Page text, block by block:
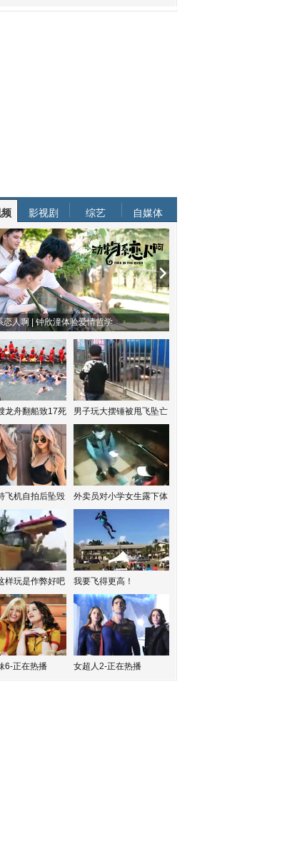
影视剧 综艺 自媒体
恋人啊 | 钟欣潼体验爱情哲学
龙舟翻船致17死 男子玩大摆锤被甩飞坠亡
飞机自拍后坠毁 外卖员对小学女生露下体
样玩是作弊好吧 我要飞得更高！
6-正在热播 女超人2-正在热播